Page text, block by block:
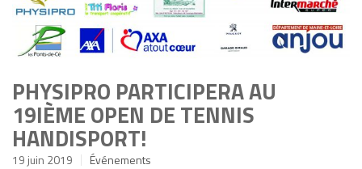
PHYSIPRO PARTICIPERA AU
19IÈME OPEN DE TENNIS
HANDISPORT!
19 juin 2019 Événements